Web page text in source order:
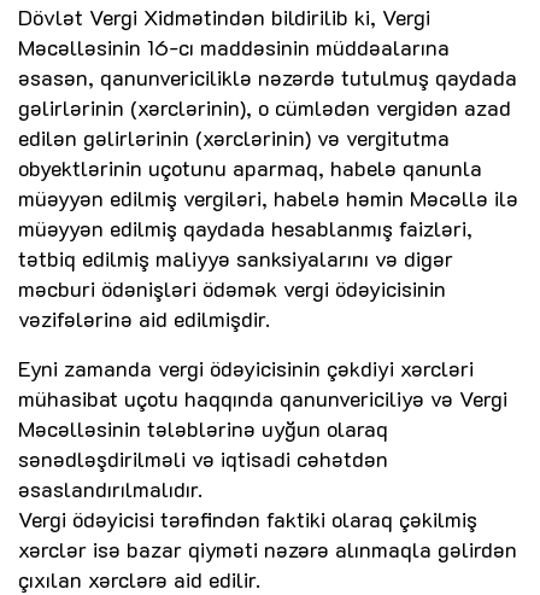
Dövlət Vergi Xidmətindən bildirilib ki, Vergi
Məcəlləsinin 16-cı maddəsinin müddəalarına
əsasən, qanunvericiliklə nəzərdə tutulmuş qaydada
gəlirlərinin (xərclərinin), o cümlədən vergidən azad
edilən gəlirlərinin (xərclərinin) və vergitutma
obyektlərinin uçotunu aparmaq, habelə qanunla
müəyyən edilmiş vergiləri, habelə həmin Məcəllə ilə
müəyyən edilmiş qaydada hesablanmış faizləri,
tətbiq edilmiş maliyyə sanksiyalarını və digər
məcburi ödənişləri ödəmək vergi ödəyicisinin
vəzifələrinə aid edilmişdir.
Eyni zamanda vergi ödəyicisinin çəkdiyi xərcləri
mühasibat uçotu haqqında qanunvericiliyə və Vergi
Məcəlləsinin tələblərinə uyğun olaraq
sənədləşdirilməli və iqtisadi cəhətdən
əsaslandırılmalıdır.
Vergi ödəyicisi tərəfindən faktiki olaraq çəkilmiş
xərclər isə bazar qiyməti nəzərə alınmaqla gəlirdən
çıxılan xərclərə aid edilir.